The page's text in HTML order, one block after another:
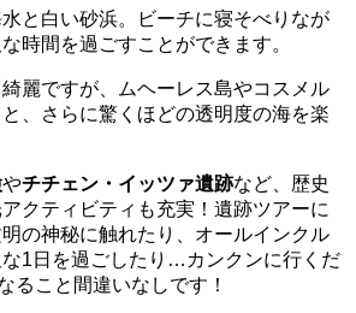
と白い砂浜。
ビーチに寝そべりなが
時間を過ごすことができます。
麗ですが、ムヘーレス島やコスメル
、さらに驚くほどの透明度の海を楽
やチチェン・イッツァ遺跡など、歴史
クティビティも充実！遺跡ツアーに
の神秘に触れたり、オールインクル
1日を過ごしたり…カンクンに行くだ
ること間違いなしです！